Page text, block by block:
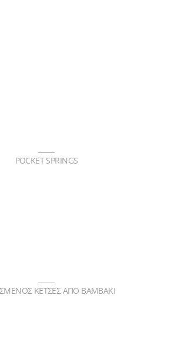
POCKET SPRINGS
ΚΕΤΣΕΣ ΑΠΟ ΒΑΜΒΑΚΙ